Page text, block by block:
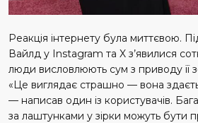
Реакція інтернету була миттєвою.
Вайлд у Instagram та X з’явилися
люди висловлюють сум з приводу її
«Це виглядає страшно — вона
— написав один із користувачів.
за лаштунками у зірки можуть бути